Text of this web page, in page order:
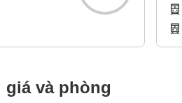
giá và phòng